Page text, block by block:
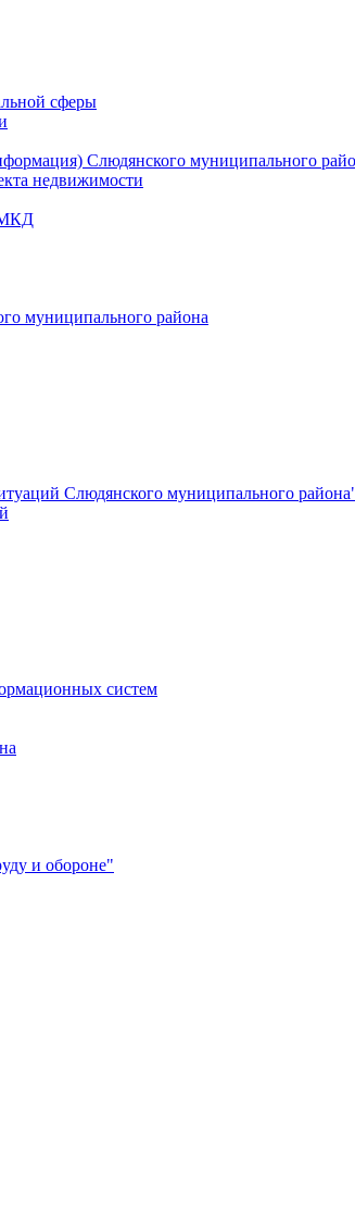
сферы
Слюдянского муниципального
недвижимости
МКД
муниципального района
Слюдянского муниципального
систем
и обороне"